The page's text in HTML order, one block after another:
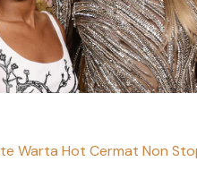
Warta Hot Cermat Non